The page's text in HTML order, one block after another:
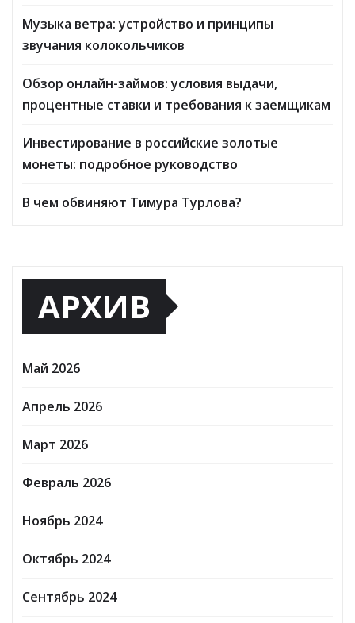
Музыка ветра: устройство и принципы
звучания колокольчиков
Обзор онлайн-займов: условия выдачи,
процентные ставки и требования к заемщикам
Инвестирование в российские золотые
монеты: подробное руководство
В чем обвиняют Тимура Турлова?
АРХИВ
Май 2026
Апрель 2026
Март 2026
Февраль 2026
Ноябрь 2024
Октябрь 2024
Сентябрь 2024